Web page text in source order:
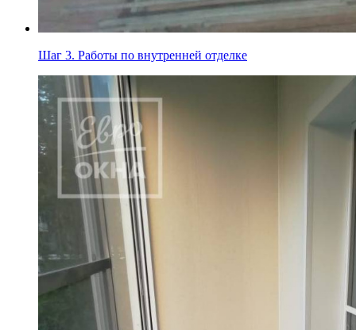
Шаг 3. Работы по внутренней отделке